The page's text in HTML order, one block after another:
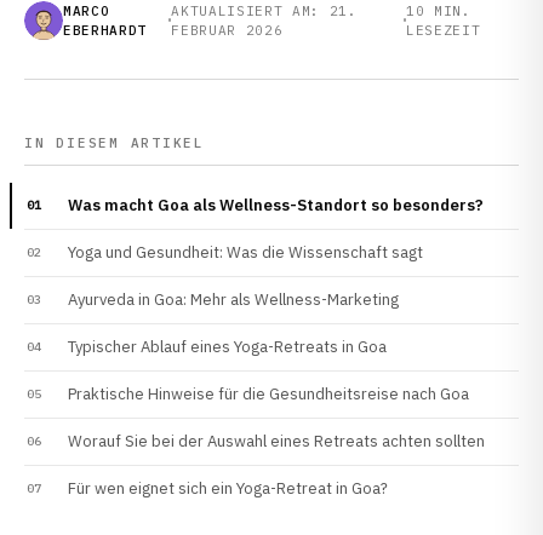
MARCO
EBERHARDT
AKTUALISIERT AM: 21.
FEBRUAR 2026
10 MIN.
LESEZEIT
IN DIESEM ARTIKEL
Was macht Goa als Wellness-Standort so besonders?
Yoga und Gesundheit: Was die Wissenschaft sagt
Ayurveda in Goa: Mehr als Wellness-Marketing
Typischer Ablauf eines Yoga-Retreats in Goa
Praktische Hinweise für die Gesundheitsreise nach Goa
Worauf Sie bei der Auswahl eines Retreats achten sollten
Für wen eignet sich ein Yoga-Retreat in Goa?